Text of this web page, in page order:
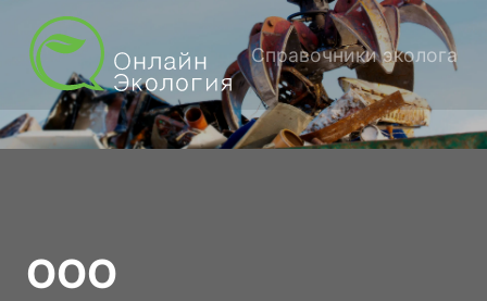
Справочники эколога
ООО